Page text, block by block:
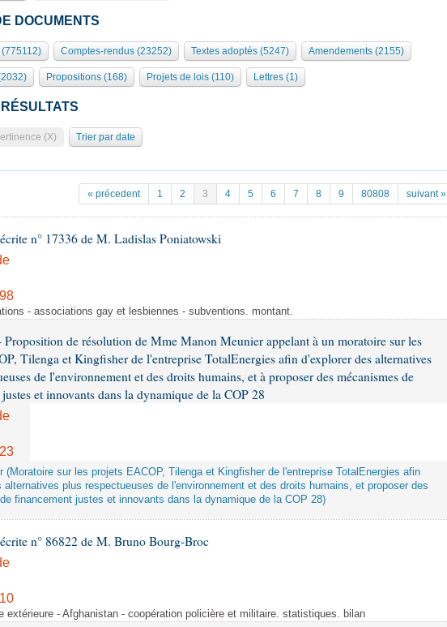
DOCUMENTS
Comptes-rendus (23252) Textes adoptés (5247) Amendements (2155)
Propositions (168) Projets de lois (110) Lettres (1)
(X) Trier par date
« précedent 1 2 3 4 5 6 7 8 9 80808 suivant »
n° 17336 de M. Ladislas Poniatowski
- associations gay et lesbiennes - subventions. montant.
Proposition de résolution de Mme Manon Meunier appelant à un moratoire sur les
Tilenga et Kingfisher de l'entreprise TotalEnergies afin d'explorer des alternatives
de l'environnement et des droits humains, et à proposer des mécanismes de
et innovants dans la dynamique de la COP 28
(Moratoire sur les projets EACOP, Tilenga et Kingfisher de l'entreprise TotalEnergies afin
alternatives plus respectueuses de l'environnement et des droits humains, et proposer des
financement justes et innovants dans la dynamique de la COP 28)
n° 86822 de M. Bruno Bourg-Broc
extérieure - Afghanistan - coopération policière et militaire. statistiques. bilan